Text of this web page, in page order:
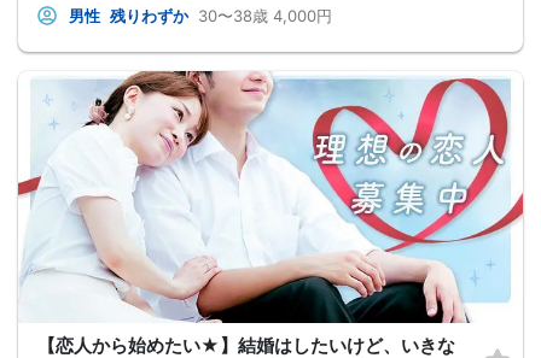
男性 残りわずか 30〜38歳 4,000円
【恋人から始めたい★】結婚はしたいけど、いきな